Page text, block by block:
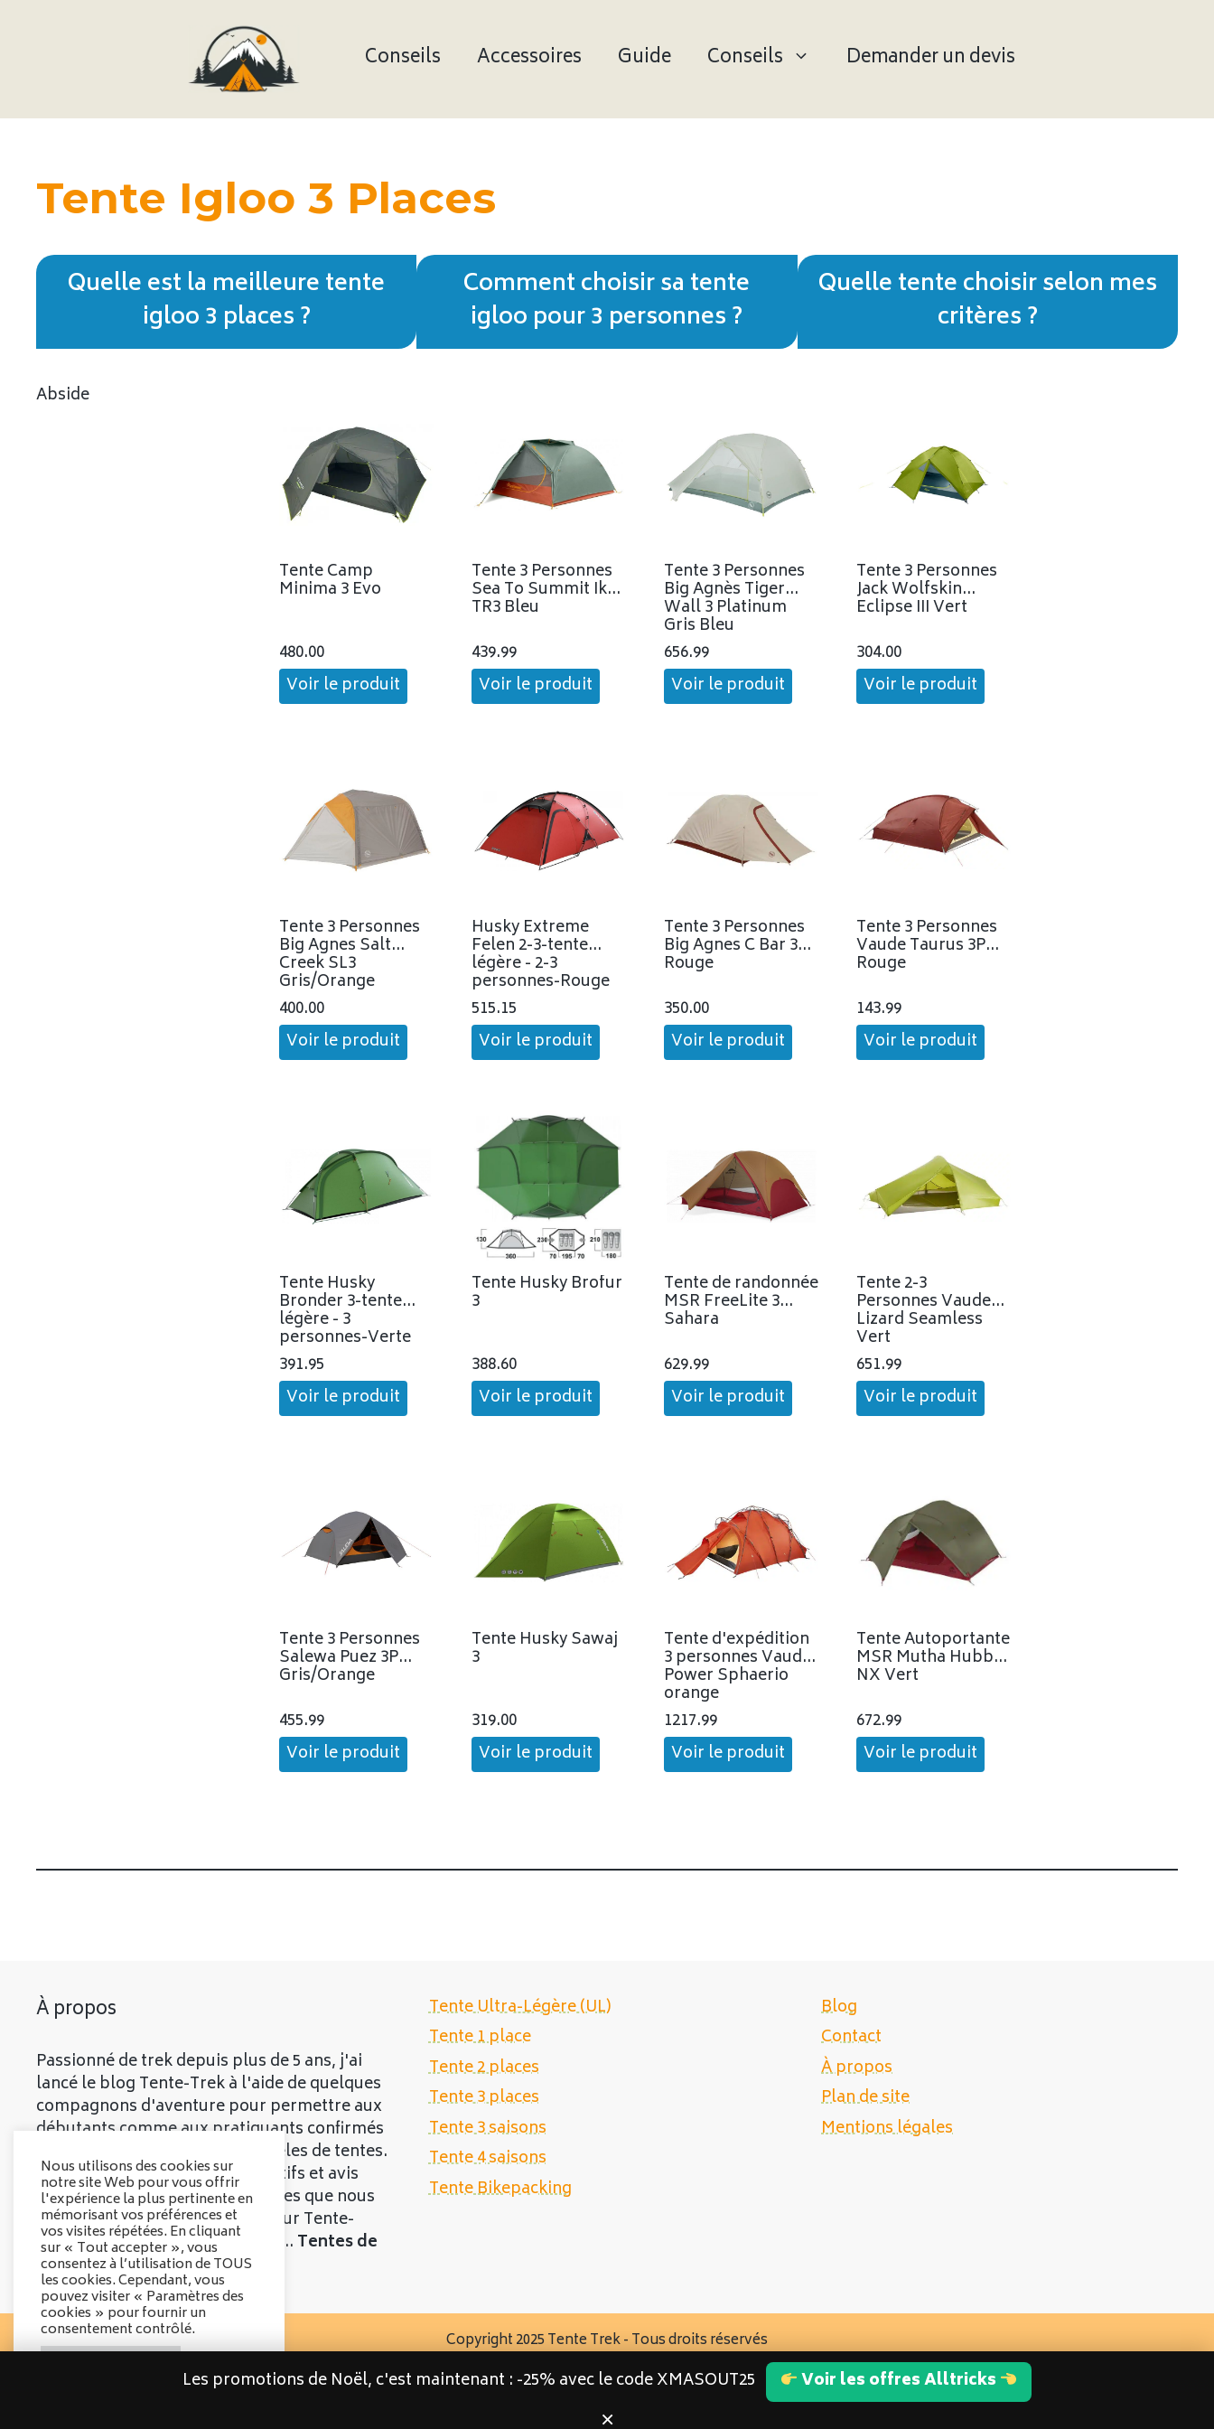
Conseils Accessoires Guide Conseils Demander un devis
Tente Igloo 3 Places
Quelle est la meilleure tente
igloo 3 places ?
Comment choisir sa tente
igloo pour 3 personnes ?
Quelle tente choisir selon mes
critères ?
Abside
Tente Camp
Minima 3 Evo
480.00
Voir le produit
Tente 3 Personnes
Sea To Summit Ikos
TR3 Bleu
439.99
Voir le produit
Tente 3 Personnes
Big Agnès Tiger
Wall 3 Platinum
Gris Bleu
656.99
Voir le produit
Tente 3 Personnes
Jack Wolfskin
Eclipse III Vert
304.00
Voir le produit
Tente 3 Personnes
Big Agnes Salt
Creek SL3
Gris/Orange
400.00
Voir le produit
Husky Extreme
Felen 2-3-tente
légère - 2-3
personnes-Rouge
515.15
Voir le produit
Tente 3 Personnes
Big Agnes C Bar 3
Rouge
350.00
Voir le produit
Tente 3 Personnes
Vaude Taurus 3P
Rouge
143.99
Voir le produit
Tente Husky
Bronder 3-tente
légère - 3
personnes-Verte
391.95
Voir le produit
Tente Husky Brofur
3
388.60
Voir le produit
Tente de randonnée
MSR FreeLite 3
Sahara
629.99
Voir le produit
Tente 2-3
Personnes Vaude
Lizard Seamless
Vert
651.99
Voir le produit
Tente 3 Personnes
Salewa Puez 3P
Gris/Orange
455.99
Voir le produit
Tente Husky Sawaj
3
319.00
Voir le produit
Tente d'expédition
3 personnes Vaude
Power Sphaerio
orange
1217.99
Voir le produit
Tente Autoportante
MSR Mutha Hubba
NX Vert
672.99
Voir le produit
À propos
Passionné de trek depuis plus de 5 ans, j'ai
lancé le blog Tente-Trek à l'aide de quelques
compagnons d'aventure pour permettre aux
débutants comme aux pratiquants confirmés
de découvrir les meilleurs modèles de tentes.
Vous trouverez divers comparatifs et avis
objectifs sur les différentes tentes que nous
vous présenterons. Bienvenue sur Tente-
Trek, le comparatif qui parle de... Tentes de
Trek!
Tente Ultra-Légère (UL)
Tente 1 place
Tente 2 places
Tente 3 places
Tente 3 saisons
Tente 4 saisons
Tente Bikepacking
Blog
Contact
À propos
Plan de site
Mentions légales
Copyright 2025 Tente Trek - Tous droits réservés
Nous utilisons des cookies sur
notre site Web pour vous offrir
l'expérience la plus pertinente en
mémorisant vos préférences et
vos visites répétées. En cliquant
sur « Tout accepter », vous
consentez à l’utilisation de TOUS
les cookies. Cependant, vous
pouvez visiter « Paramètres des
cookies » pour fournir un
consentement contrôlé.
Les promotions de Noël, c'est maintenant : -25% avec le code XMASOUT25 Voir les offres Alltricks